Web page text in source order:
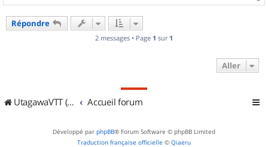
a
Répondre
2 messages • Page 1 sur 1
Aller
UtagawaVTT (Randos VTT et VTTAE avec traces GPS) Accueil forum
Développé par phpBB® Forum Software © phpBB Limited
Traduction française officielle © Qiaeru